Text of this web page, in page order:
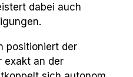
dabei auch
positioniert der
exakt an der